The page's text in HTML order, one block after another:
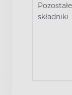
Pozostałe
składniki